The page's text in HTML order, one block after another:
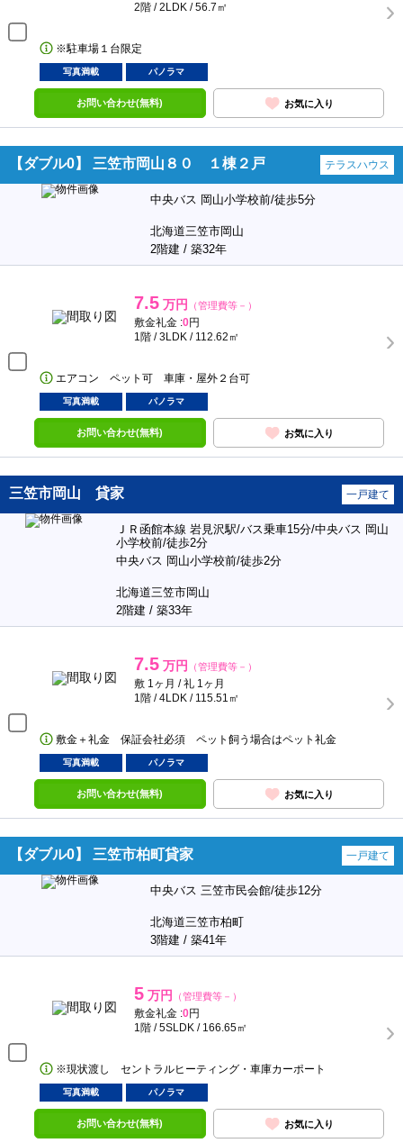
2階 / 2LDK / 56.7㎡
※駐車場１台限定
写真満載 パノラマ
お問い合わせ(無料) お気に入り
【ダブル0】 三笠市岡山８０ １棟２戸 テラスハウス
中央バス 岡山小学校前/徒歩5分
北海道三笠市岡山
2階建 / 築32年
7.5 万円 （管理費等－）
敷金礼金 :0円
1階 / 3LDK / 112.62㎡
エアコン ペット可 車庫・屋外２台可
写真満載 パノラマ
お問い合わせ(無料) お気に入り
三笠市岡山 貸家 一戸建て
ＪＲ函館本線 岩見沢駅/バス乗車15分/中央バス 岡山
小学校前/徒歩2分
中央バス 岡山小学校前/徒歩2分
北海道三笠市岡山
2階建 / 築33年
7.5 万円 （管理費等－）
敷 1ヶ月 / 礼 1ヶ月
1階 / 4LDK / 115.51㎡
敷金＋礼金 保証会社必須 ペット飼う場合はペット礼金
写真満載 パノラマ
お問い合わせ(無料) お気に入り
【ダブル0】 三笠市柏町貸家 一戸建て
中央バス 三笠市民会館/徒歩12分
北海道三笠市柏町
3階建 / 築41年
5 万円 （管理費等－）
敷金礼金 :0円
1階 / 5SLDK / 166.65㎡
※現状渡し セントラルヒーティング・車庫カーポート
写真満載 パノラマ
お問い合わせ(無料) お気に入り